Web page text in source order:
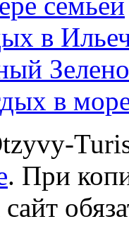
в
в
. При